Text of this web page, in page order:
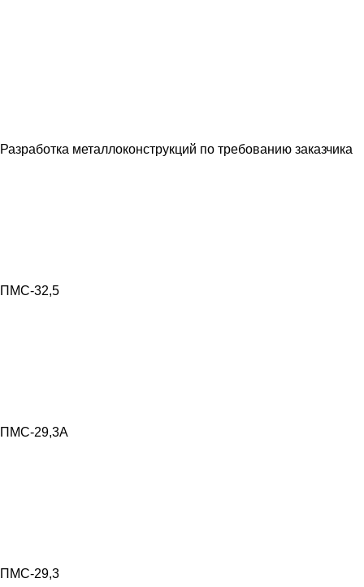
Разработка металлоконструкций по требованию заказчика
ПМС-32,5
ПМС-29,3А
ПМС-29,3